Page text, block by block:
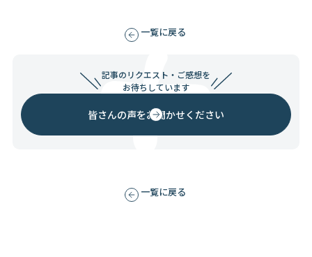
一覧に戻る
記事のリクエスト・ご感想を
お待ちしています
皆さんの声をお聞かせください
一覧に戻る